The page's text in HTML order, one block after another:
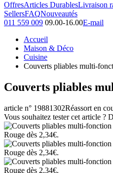
OffresArticles DurablesLivraison
SellersFAQNouveautés
011 559 009 09.00-16.00E-mail
Accueil
Maison & Déco
Cuisine
Couverts pliables multi-
Couverts pliables
article n° 19881302Réassort en
Vous souhaitez tester cet article ?